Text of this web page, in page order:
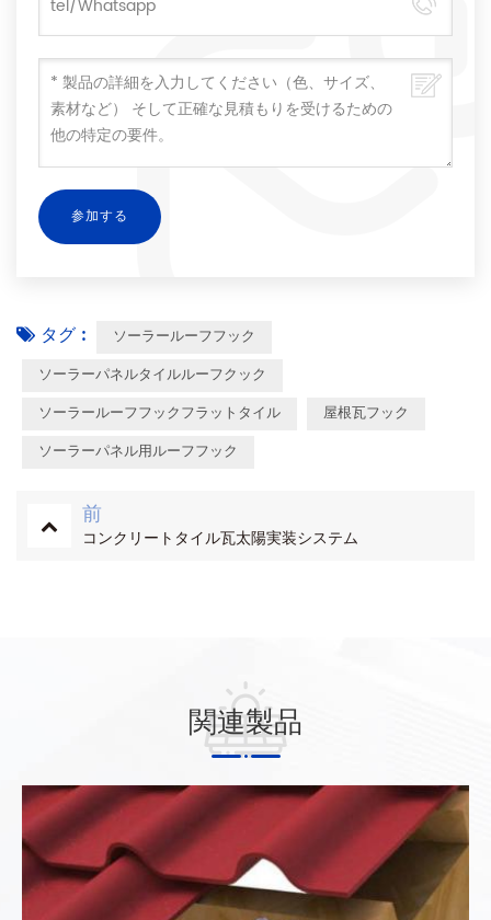
タグ :
ソーラールーフフック
ソーラーパネルタイルルーフクック
ソーラールーフフックフラットタイル
屋根瓦フック
ソーラーパネル用ルーフフック
前
コンクリートタイル瓦太陽実装システム
関連製品